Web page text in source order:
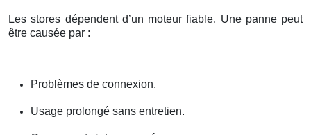
Les stores dépendent d’un moteur fiable. Une panne peut
être causée par :
Problèmes de connexion.
Usage prolongé sans entretien.